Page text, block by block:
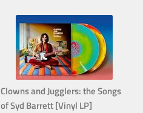
Clowns and Jugglers: the Songs
of Syd Barrett [Vinyl LP]